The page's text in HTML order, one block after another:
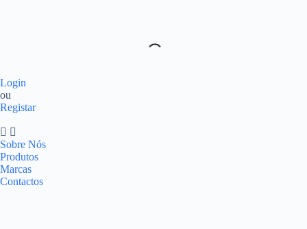
Login
ou
Registar
Sobre Nós
Produtos
Marcas
Contactos